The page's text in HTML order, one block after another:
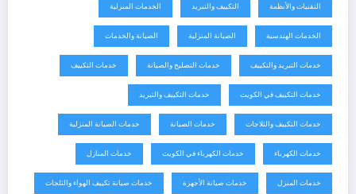
التقنيات والأنظمة التكييف والتبريد الخدمات المنزلية
الخدمات الهندسية الصيانة المنزلية الصيانة والخدمات
خدمات التبريد والتكييف خدمات التصليح والصيانة خدمات التكييف
خدمات التكييف في الكويت خدمات التكييف والتبريد
خدمات التكييف والثلاجات خدمات الصيانة خدمات الصيانة المنزلية
خدمات الكهرباء خدمات الكهرباء في الكويت خدمات المنازل
خدمات المنزل خدمات صيانة الأجهزة خدمات صيانة تكييف الهواء والثلجات